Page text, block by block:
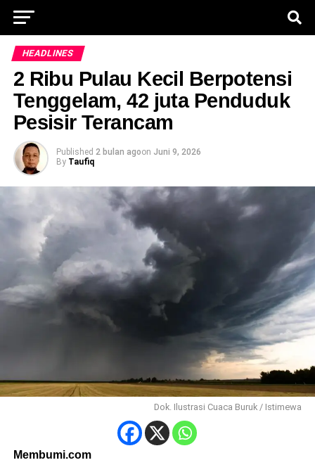
HEADLINES
2 Ribu Pulau Kecil Berpotensi
Tenggelam, 42 juta Penduduk
Pesisir Terancam
Published 2 bulan agoon Juni 9, 2026
By Taufiq
Dok. Ilustrasi Cuaca Buruk / Istimewa
Membumi.com